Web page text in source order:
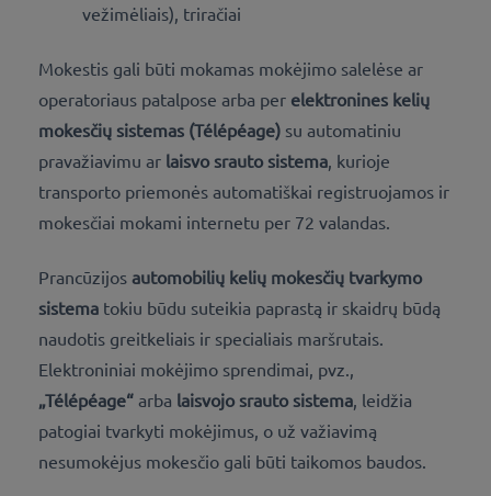
vežimėliais), triračiai
Mokestis gali būti mokamas mokėjimo salelėse ar
operatoriaus patalpose arba per elektronines kelių
mokesčių sistemas (Télépéage) su automatiniu
pravažiavimu ar laisvo srauto sistema , kurioje
transporto priemonės automatiškai registruojamos ir
mokesčiai mokami internetu per 72 valandas.
Prancūzijos automobilių kelių mokesčių tvarkymo
sistema tokiu būdu suteikia paprastą ir skaidrų būdą
naudotis greitkeliais ir specialiais maršrutais.
Elektroniniai mokėjimo sprendimai, pvz.,
„Télépéage“ arba laisvojo srauto sistema, leidžia
patogiai tvarkyti mokėjimus, o už važiavimą
nesumokėjus mokesčio gali būti taikomos baudos.